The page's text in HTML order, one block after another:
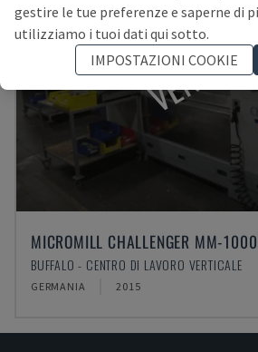
MICROMILL CHALLENGER MM-1000
BUFFALO - CENTRO DI LAVORO VERTICALE
GERMANIA 2015
gestire le tue preferenze e saperne di
utilizziamo i tuoi dati qui sotto.
IMPOSTAZIONI COOKIE